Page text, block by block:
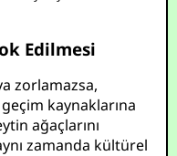
Edilmesi
zorlamazsa,
kaynaklarına
ağaçlarını
zamanda kültürel